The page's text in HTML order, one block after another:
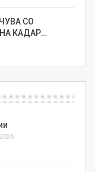
СО
КАДАР…